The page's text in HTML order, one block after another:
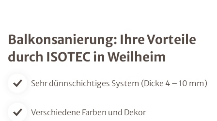
Balkonsanierung: Ihre Vorteile
durch ISOTEC in Weilheim
Sehr dünnschichtiges System (Dicke 4 – 10 mm)
Verschiedene Farben und Dekor